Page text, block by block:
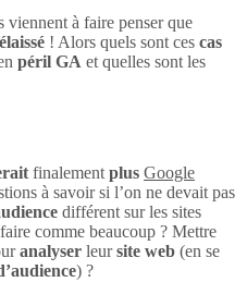
viennent à faire penser que
! Alors quels sont ces cas
péril GA et quelles sont les
finalementplus Google
à savoir si l’on ne devait pas
différent sur les sites
comme beaucoup ? Mettre
analyser leursite web (en se
) ?